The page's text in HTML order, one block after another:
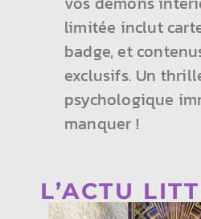
limitée inclut
badge, et
exclusifs. Un
psychologique
manquer !
L’ACTU